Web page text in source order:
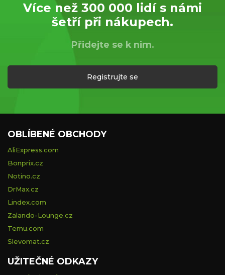
Více než 300 000 lidí s námi
šetří při nákupech.
Přidejte se k nim.
Registrujte se
OBLÍBENÉ OBCHODY
AliExpress.com
Bonprix.cz
Notino.cz
DrMax.cz
Lindex.com
Zalando-Lounge.cz
Temu.com
Slevomat.cz
UŽITEČNÉ ODKAZY